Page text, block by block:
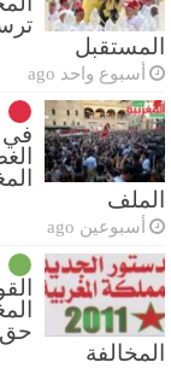
المستقبل
أسبوع واحد ago
في
الملف
أسبوعين ago
حق
المخالفة